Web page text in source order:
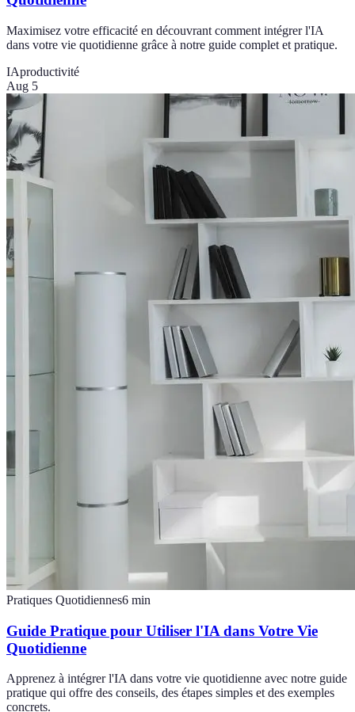
Maximisez votre efficacité en découvrant comment intégrer l'IA
dans votre vie quotidienne grâce à notre guide complet et pratique.
IAproductivité
Aug 5
Pratiques Quotidiennes6 min
Guide Pratique pour Utiliser l'IA dans Votre Vie
Quotidienne
Apprenez à intégrer l'IA dans votre vie quotidienne avec notre guide
pratique qui offre des conseils, des étapes simples et des exemples
concrets.